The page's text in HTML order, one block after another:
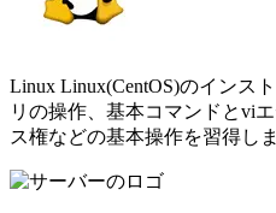
Linux Linux(CentOS)のインス
リの操作、基本コマンドとvi
ス権などの基本操作を習得しま